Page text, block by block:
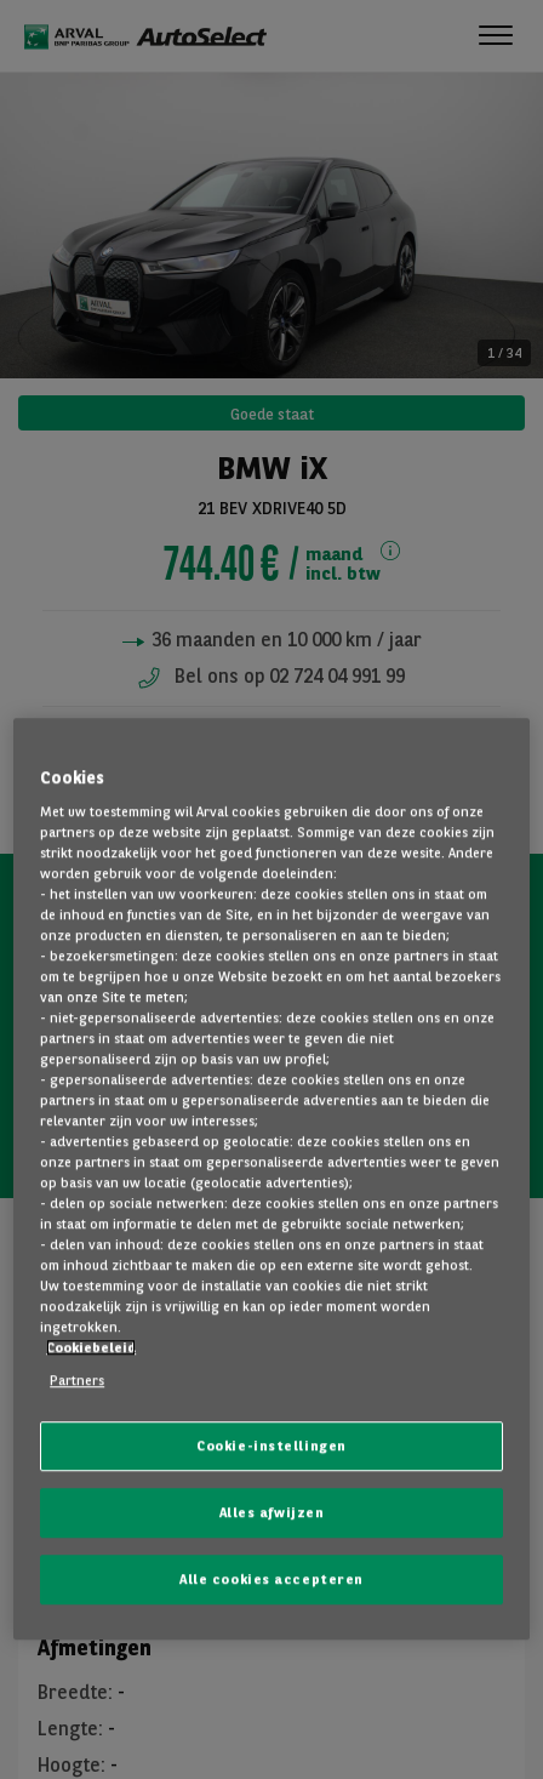
1 / 34
Toon alle foto's
Goede staat
BMW iX
21 BEV XDRIVE40 5D
744.40 €
maand
incl. btw
36maanden en 10 000km / jaar
Bel ons op 02 724 04 991 99
TOEVOEGEN AAN FAVORIETEN
Volledige onderhoudsgeschiedenis
Beschikbaarheid
Gemoedsrust
Voertuigen jonger dan 5 jaar
Kenmerken van het voertuig: BMW iX
150 800 km 06/01/2022
Elektrisch
Automaat
Versie
Categorie: SUV
Aantal deuren: 5
-
Afmetingen
Breedte: -
Lengte: -
Hoogte: -
Cookies
Met uw toestemming wil Arval cookies gebruiken die door ons of onze
partners op deze website zijn geplaatst. Sommige van deze cookies zijn
strikt noodzakelijk voor het goed functioneren van deze wesite. Andere
worden gebruik voor de volgende doeleinden:
- het instellen van uw voorkeuren: deze cookies stellen ons in staat om
de inhoud en functies van de Site, en in het bijzonder de weergave van
onze producten en diensten, te personaliseren en aan te bieden;
- bezoekersmetingen: deze cookies stellen ons en onze partners in staat
om te begrijpen hoe u onze Website bezoekt en om het aantal bezoekers
van onze Site te meten;
- niet-gepersonaliseerde advertenties: deze cookies stellen ons en onze
partners in staat om advertenties weer te geven die niet
gepersonaliseerd zijn op basis van uw profiel;
- gepersonaliseerde advertenties: deze cookies stellen ons en onze
partners in staat om u gepersonaliseerde adverenties aan te bieden die
relevanter zijn voor uw interesses;
- advertenties gebaseerd op geolocatie: deze cookies stellen ons en
onze partners in staat om gepersonaliseerde advertenties weer te geven
op basis van uw locatie (geolocatie advertenties);
- delen op sociale netwerken: deze cookies stellen ons en onze partners
in staat om informatie te delen met de gebruikte sociale netwerken;
- delen van inhoud: deze cookies stellen ons en onze partners in staat
om inhoud zichtbaar te maken die op een externe site wordt gehost.
Uw toestemming voor de installatie van cookies die niet strikt
noodzakelijk zijn is vrijwillig en kan op ieder moment worden
ingetrokken.
Cookiebeleid
Partners
Cookie-instellingen
Alles afwijzen
Alle cookies accepteren